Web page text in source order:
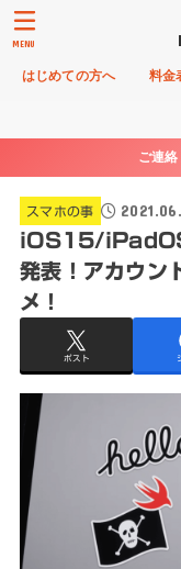
はじめての方へ 料金
MENU
ご連
スマホの事
iOS15/
発表！アカウン
メ！
ポスト